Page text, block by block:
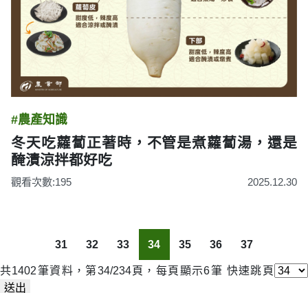
#農產知識
冬天吃蘿蔔正著時，不管是煮蘿蔔湯，還是
醃漬涼拌都好吃
觀看次數:195 2025.12.30
31 32 33 34 35 36 37
共1402筆資料，第34/234頁，每頁顯示6筆 快速跳頁
送出